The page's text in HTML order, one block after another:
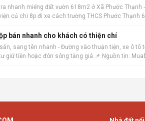
nhanh miếng đất vườn 618m2 ở Xã Phước Thạnh
củ chi 8p đi xe cách trường THCS Phước
bán nhanh cho khách có thiện chí
sang tên nhanh - Đường vào thuận tiện, xe ô
giữ tiền hoặc đón sóng tăng giá 📌 Nguồn tin: